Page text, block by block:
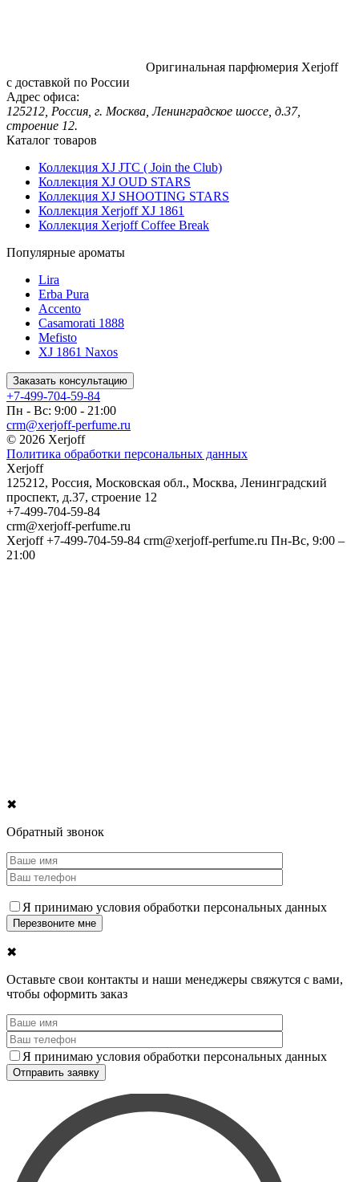
Оригинальная парфюмерия Xerjoff
с доставкой по России
Адрес офиса:
125212, Россия, г. Москва, Ленинградское шоссе, д.37,
строение 12.
Каталог товаров
Коллекция XJ JTC ( Join the Club)
Коллекция XJ OUD STARS
Коллекция XJ SHOOTING STARS
Коллекция Xerjoff XJ 1861
Коллекция Xerjoff Coffee Break
Популярные ароматы
Lira
Erba Pura
Accento
Casamorati 1888
Mefisto
XJ 1861 Naxos
Заказать консультацию
+7-499-704-59-84
Пн - Вс: 9:00 - 21:00
crm@xerjoff-perfume.ru
© 2026 Xerjoff
Политика обработки персональных данных
Xerjoff
125212, Россия, Московская обл., Москва, Ленинградский
проспект, д.37, строение 12
+7-499-704-59-84
crm@xerjoff-perfume.ru
Xerjoff +7-499-704-59-84 crm@xerjoff-perfume.ru Пн-Вс, 9:00 –
21:00
✖
Обратный звонок
Я принимаю условия обработки персональных данных
✖
Оставьте свои контакты и наши менеджеры свяжутся с вами,
чтобы оформить заказ
Я принимаю условия обработки персональных данных